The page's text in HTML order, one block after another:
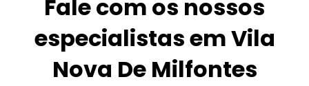
Fale com os nossos
especialistas em Vila
Nova De Milfontes